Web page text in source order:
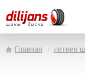
Главная летние